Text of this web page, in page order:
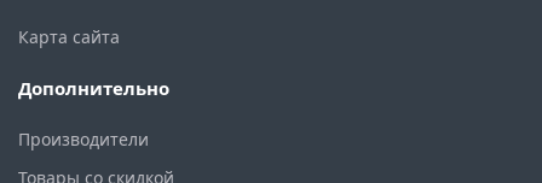
Карта сайта
Дополнительно
Производители
Товары со скидкой